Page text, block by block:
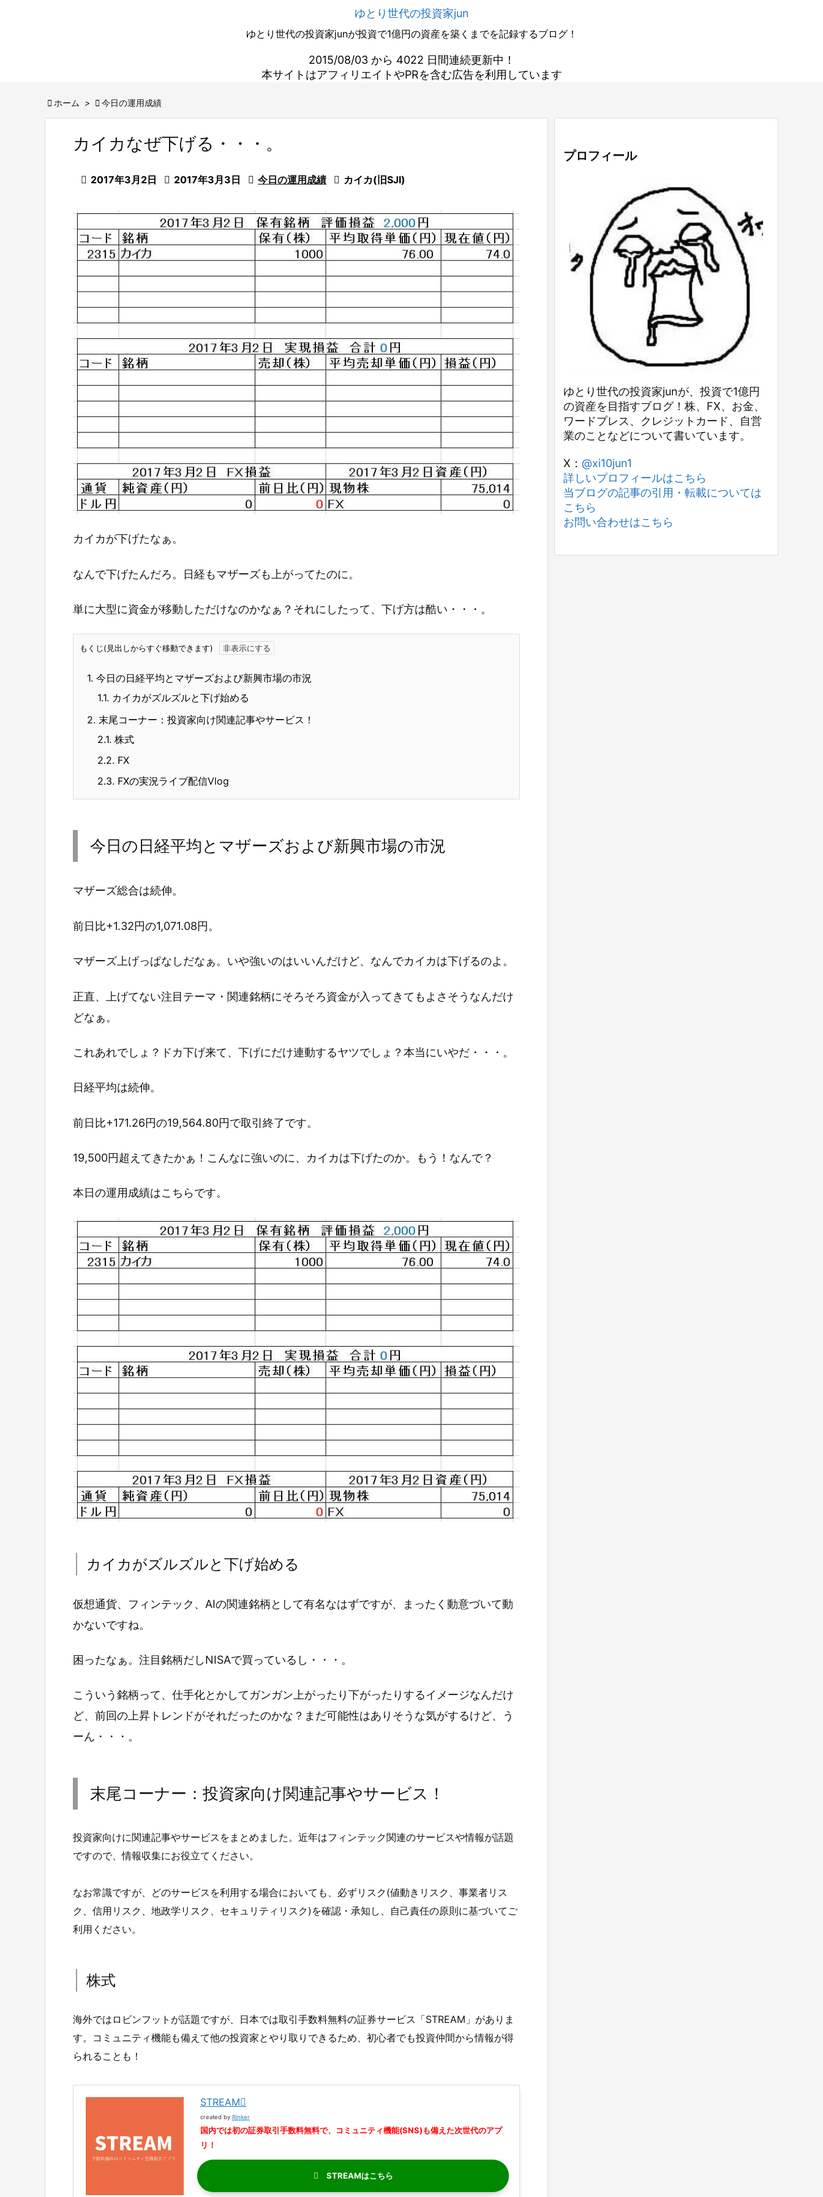
ゆとり世代の投資家jun
ゆとり世代の投資家junが投資で1億円の資産を築くまでを記録するブログ！
2015/08/03 から 4022 日間連続更新中！
本サイトはアフィリエイトやPRを含む広告を利用しています
 ホーム >  今日の運用成績
カイカなぜ下げる・・・。
 2017年3月2日  2017年3月3日  今日の運用成績  カイカ(旧SJI)
カイカが下げたなぁ。
なんで下げたんだろ。日経もマザーズも上がってたのに。
単に大型に資金が移動しただけなのかなぁ？それにしたって、下げ方は酷い・・・。
もくじ(見出しからすぐ移動できます)
1. 今日の日経平均とマザーズおよび新興市場の市況
1.1. カイカがズルズルと下げ始める
2. 末尾コーナー：投資家向け関連記事やサービス！
2.1. 株式
2.2. FX
2.3. FXの実況ライブ配信Vlog
今日の日経平均とマザーズおよび新興市場の市況
マザーズ総合は続伸。
前日比+1.32円の1,071.08円。
マザーズ上げっぱなしだなぁ。いや強いのはいいんだけど、なんでカイカは下げるのよ。
正直、上げてない注目テーマ・関連銘柄にそろそろ資金が入ってきてもよさそうなんだけ
どなぁ。
これあれでしょ？ドカ下げ来て、下げにだけ連動するヤツでしょ？本当にいやだ・・・。
日経平均は続伸。
前日比+171.26円の19,564.80円で取引終了です。
19,500円超えてきたかぁ！こんなに強いのに、カイカは下げたのか。もう！なんで？
本日の運用成績はこちらです。
カイカがズルズルと下げ始める
仮想通貨、フィンテック、AIの関連銘柄として有名なはずですが、まったく動意づいて動
かないですね。
困ったなぁ。注目銘柄だしNISAで買っているし・・・。
こういう銘柄って、仕手化とかしてガンガン上がったり下がったりするイメージなんだけ
ど、前回の上昇トレンドがそれだったのかな？まだ可能性はありそうな気がするけど、う
ーん・・・。
末尾コーナー：投資家向け関連記事やサービス！
投資家向けに関連記事やサービスをまとめました。近年はフィンテック関連のサービスや情報が話題
ですので、情報収集にお役立てください。
なお常識ですが、どのサービスを利用する場合においても、必ずリスク(値動きリスク、事業者リス
ク、信用リスク、地政学リスク、セキュリティリスク)を確認・承知し、自己責任の原則に基づいてご
利用ください。
株式
海外ではロビンフットが話題ですが、日本では取引手数料無料の証券サービス「STREAM」がありま
す。コミュニティ機能も備えて他の投資家とやり取りできるため、初心者でも投資仲間から情報が得
られることも！
STREAM
created by Rinker
国内では初の証券取引手数料無料で、コミュニティ機能(SNS)も備えた次世代のアプ
リ！
STREAM
プロフィール
ゆとり世代の投資家junが、投資で1億円
の資産を目指すブログ！株、FX、お金、
ワードプレス、クレジットカード、自営
業のことなどについて書いています。
X： @xi10jun1
詳しいプロフィールはこちら
当ブログの記事の引用・転載については
こちら
お問い合わせはこちら